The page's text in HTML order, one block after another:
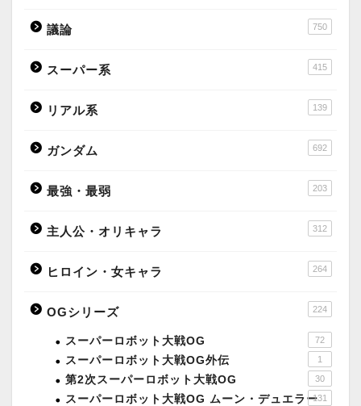
議論 750
スーパー系 415
リアル系 139
ガンダム 692
最強・最弱 203
主人公・オリキャラ 312
ヒロイン・女キャラ 264
OGシリーズ 224
スーパーロボット大戦OG 72
スーパーロボット大戦OG外伝 1
第2次スーパーロボット大戦OG 30
スーパーロボット大戦OG ムーン・デュエラー131